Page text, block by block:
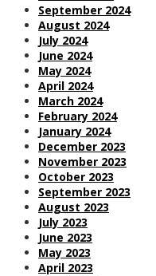
September 2024
August 2024
July 2024
June 2024
May 2024
April 2024
March 2024
February 2024
January 2024
December 2023
November 2023
October 2023
September 2023
August 2023
July 2023
June 2023
May 2023
April 2023